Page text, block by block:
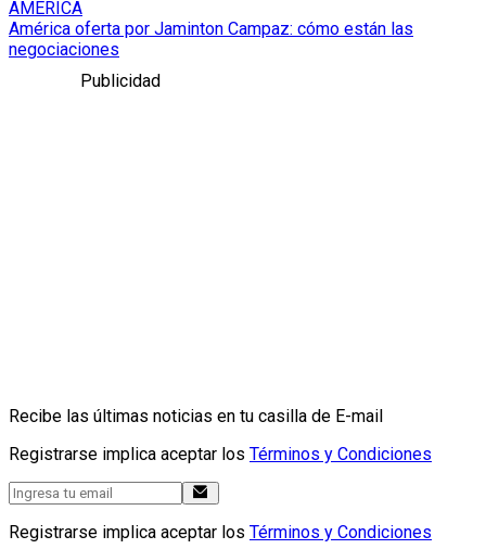
AMÉRICA
América oferta por Jaminton Campaz: cómo están las
negociaciones
Publicidad
Recibe las últimas noticias en tu casilla de E-mail
Registrarse implica aceptar los Términos y Condiciones
Registrarse implica aceptar los Términos y Condiciones